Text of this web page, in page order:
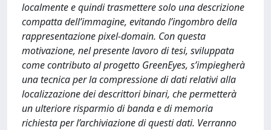
localmente e quindi trasmettere solo una descrizione
compatta dell’immagine, evitando l’ingombro della
rappresentazione pixel-domain. Con questa
motivazione, nel presente lavoro di tesi, sviluppata
come contributo al progetto GreenEyes, s’impiegherà
una tecnica per la compressione di dati relativi alla
localizzazione dei descrittori binari, che permetterà
un ulteriore risparmio di banda e di memoria
richiesta per l’archiviazione di questi dati. Verranno